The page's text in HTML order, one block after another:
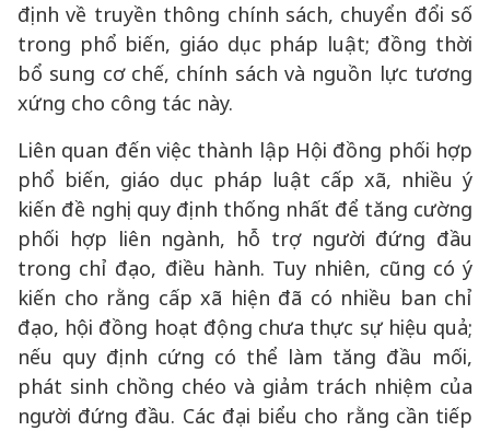
định về truyền thông chính sách, chuyển đổi số
trong phổ biến, giáo dục pháp luật; đồng thời
bổ sung cơ chế, chính sách và nguồn lực tương
xứng cho công tác này.
Liên quan đến việc thành lập Hội đồng phối hợp
phổ biến, giáo dục pháp luật cấp xã, nhiều ý
kiến đề nghị quy định thống nhất để tăng cường
phối hợp liên ngành, hỗ trợ người đứng đầu
trong chỉ đạo, điều hành. Tuy nhiên, cũng có ý
kiến cho rằng cấp xã hiện đã có nhiều ban chỉ
đạo, hội đồng hoạt động chưa thực sự hiệu quả;
nếu quy định cứng có thể làm tăng đầu mối,
phát sinh chồng chéo và giảm trách nhiệm của
người đứng đầu. Các đại biểu cho rằng cần tiếp